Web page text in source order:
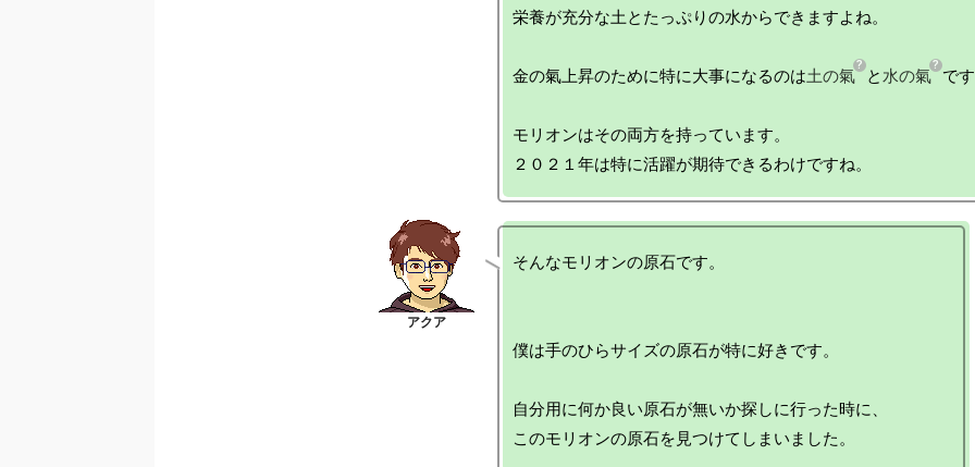
栄養が充分な土とたっぷりの水からできますよね。
金の氣上昇のために特に大事になるのは土の氣 と水の氣 で
モリオンはその両方を持っています。
そんなモリオンの原石です。
僕は手のひらサイズの原石が特に好きです。
自分用に何か良い原石が無いか探しに行った時に、